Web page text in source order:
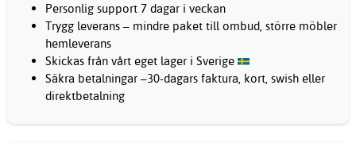
Personlig support 7 dagar i veckan
Trygg leverans – mindre paket till ombud, större möbler
hemleverans
Skickas från vårt eget lager i Sverige
Säkra betalningar –30-dagars faktura, kort, swish eller
direktbetalning